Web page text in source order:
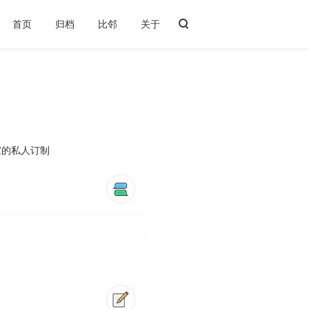
首页 归档 比邻 关于
私人订制